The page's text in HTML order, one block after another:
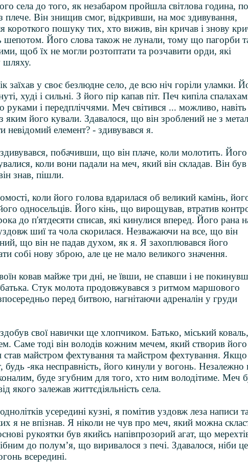
села до того, як незабаром пройшла світлова година,
плече. Він знищив смог, відкривши, на моє здивування,
короткого пошуку тих, хто вижив, він кричав і знову
шепотом. Його слова також не лунали, тому що пагорби
щоб їх не могли розтоптати та розчавити орди, які
шляху.
заїхав у своє безлюдне село, де всю ніч горіли уламки.
худі і сильні. З його пір капав піт. Печ кипіла
руками і передпліччями. Меч світився ... можливо, навіть
яким його кували. Здавалося, що він зроблений не з
елемент? - здивувався я.
побачивши, що він плаче, коли молотить. Його
коли вони падали на меч, який він складав. Він був
знав, пішли.
коли його голова вдарилася об великий камінь,
односельців. Його кінь, що вирощував, втратив
до п'ятдесяти списав, які кинулися вперед. Його рана
шиї та чола скорилася. Незважаючи на все, що він
що він не падав духом, як я. Я захоплювався його
собі нову зброю, але це не мало великого значення.
ковав майже три дні, не ївши, не спавши і не
Стук молота продовжувався з ритмом маршового
перед битвою, нагнітаючи адреналін у груди
свої навички ще хлопчиком. Батько, міський коваль,
Саме тоді він володів кожним мечем, який створив його
став майстром фехтування та майстром фехтування. Якщо
будь -яка несправність, його кинули у вогонь. Незалежно
буде згубним для того, хто ним володітиме. Меч
якого залежав життєдіяльність села.
усередині кузні, я помітив уздовж леза написи
я не впізнав. Я ніколи не чув про меч, який можна
рукоятки був якийсь напівпрозорий агат, що
до полум’я, що виривалося з печі. Здавалося, ніби
всередині.